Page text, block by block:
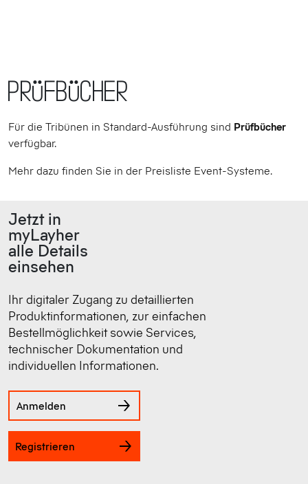
Prüfbücher
Für die Tribünen in Standard-Ausführung sind Prüfbücher
verfügbar.
Mehr dazu finden Sie in der Preisliste Event-Systeme.
Jetzt in
myLayher
alle Details
einsehen
Ihr digitaler Zugang zu detaillierten
Produktinformationen, zur einfachen
Bestellmöglichkeit sowie Services,
technischer Dokumentation und
individuellen Informationen.
Anmelden
Registrieren